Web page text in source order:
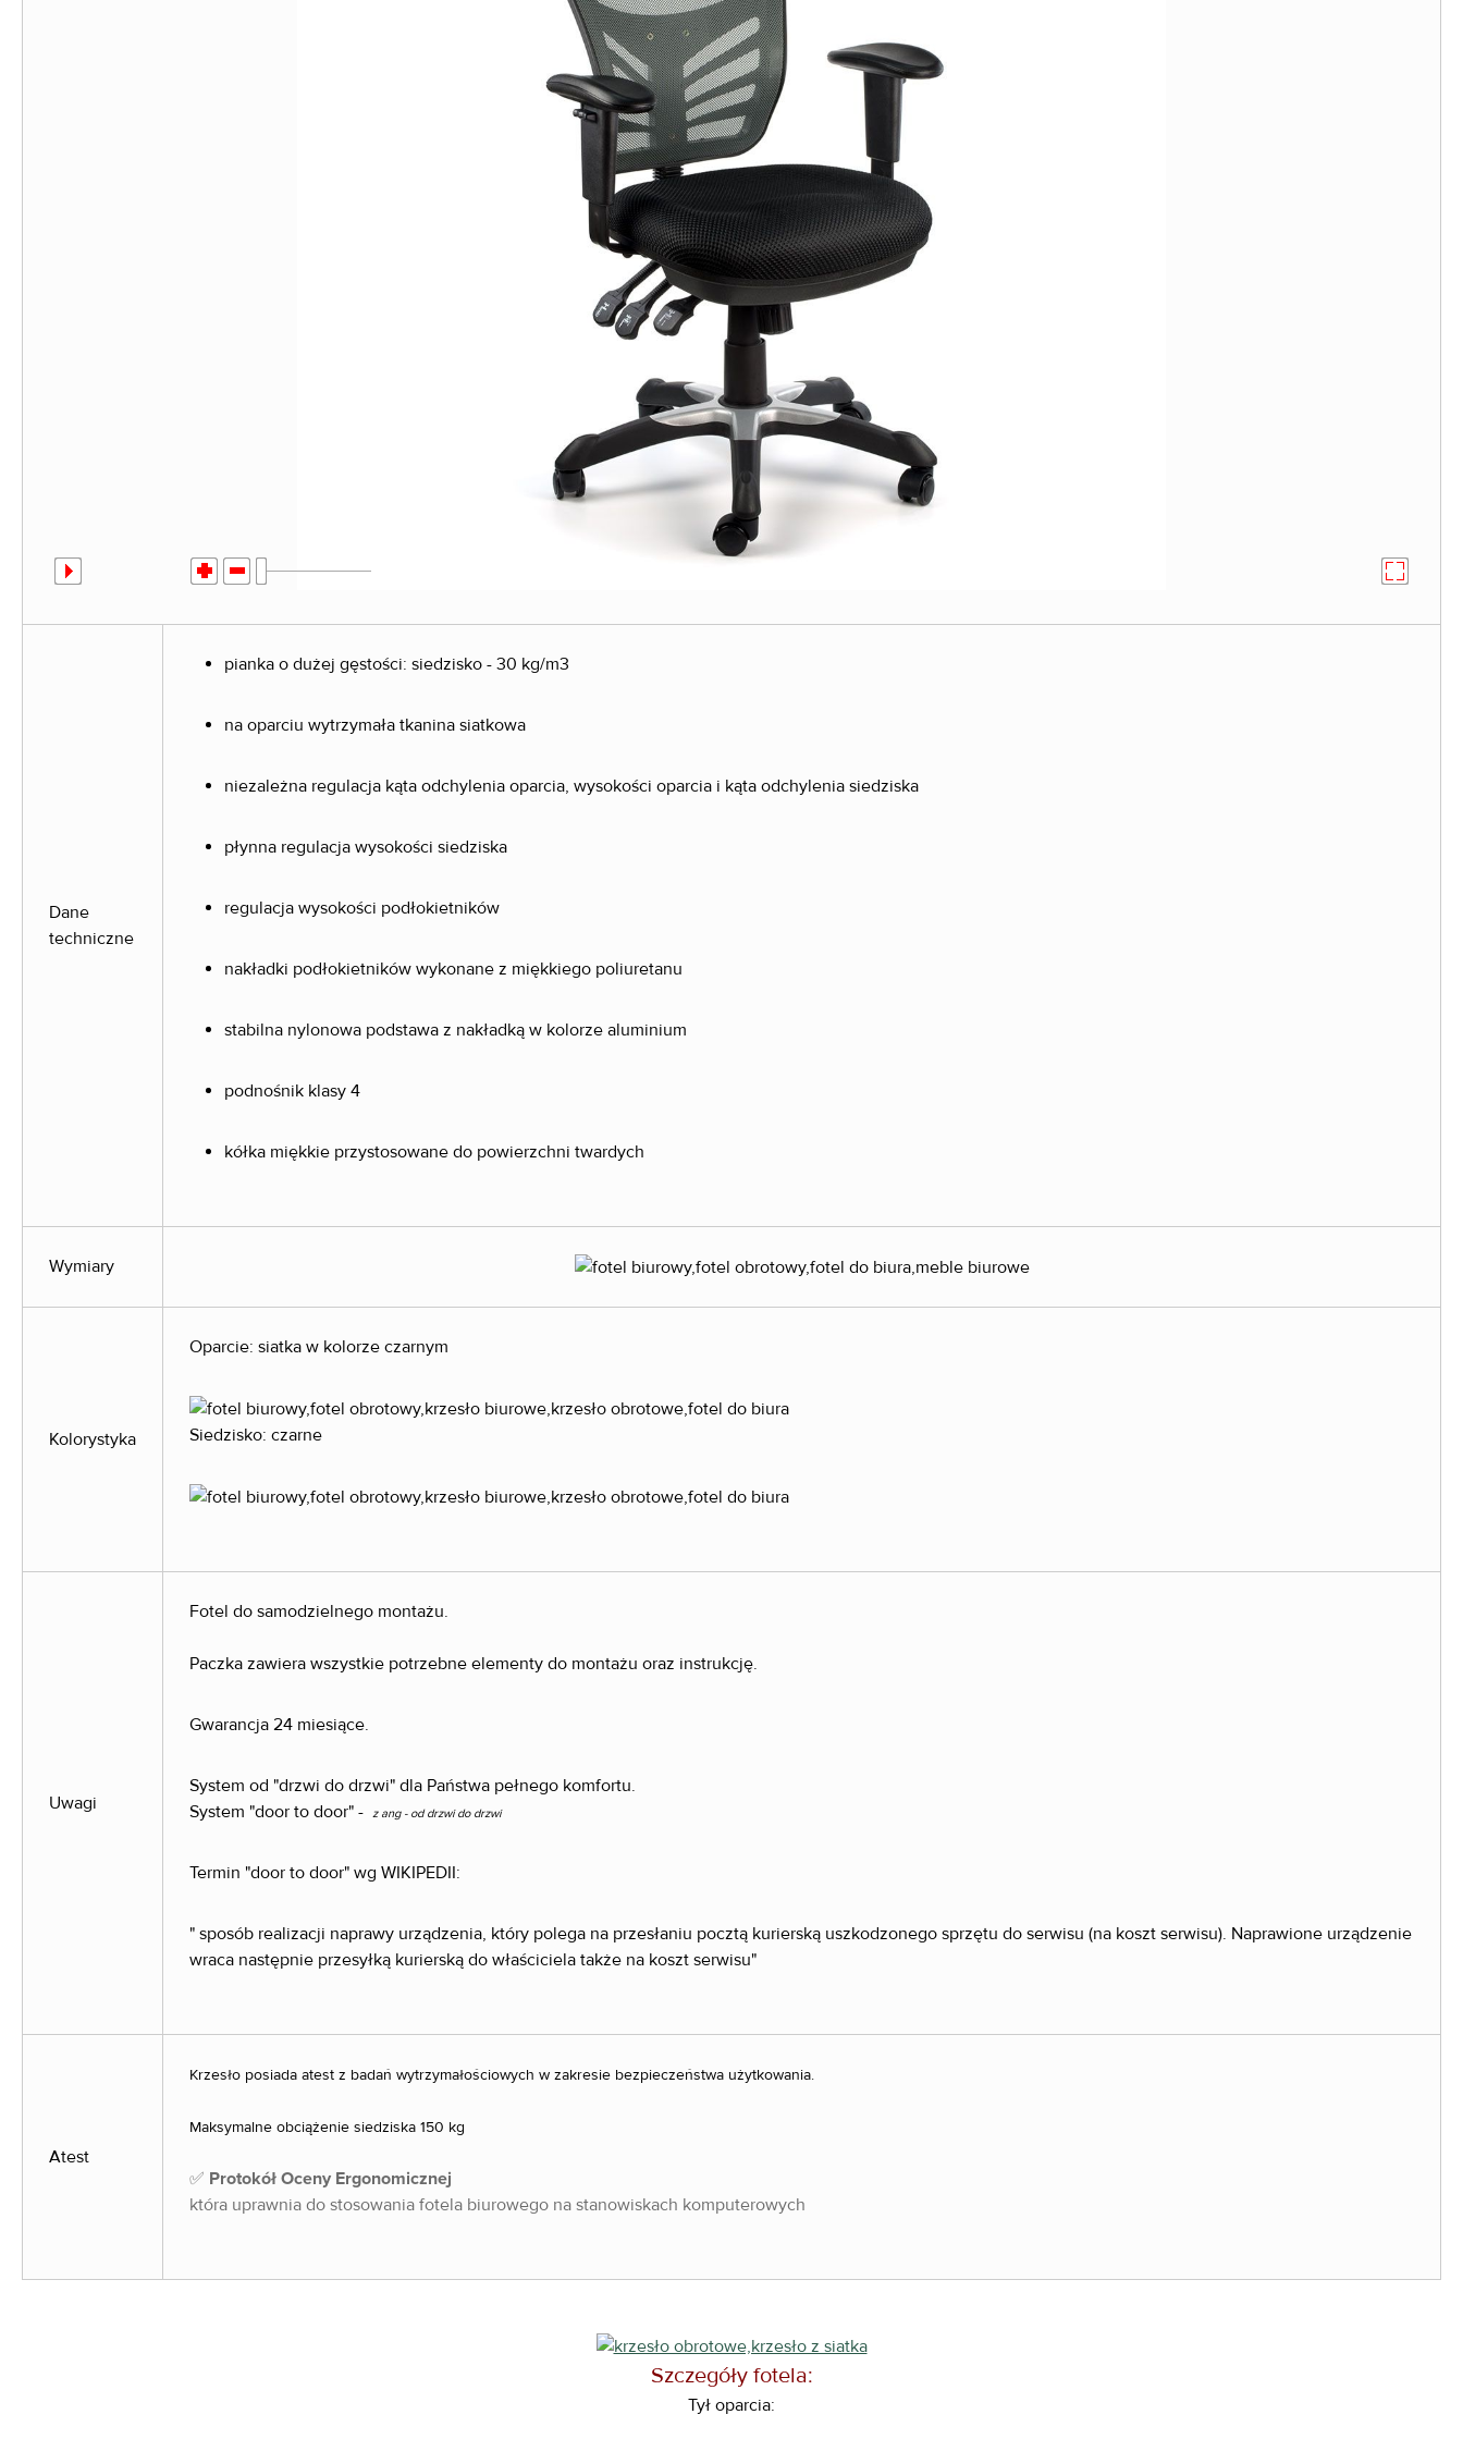
Dane
techniczne
pianka o dużej gęstości: siedzisko - 30 kg/m3
na oparciu wytrzymała tkanina siatkowa
niezależna regulacja kąta odchylenia oparcia, wysokości oparcia i kąta odchylenia siedziska
płynna regulacja wysokości siedziska
regulacja wysokości podłokietników
nakładki podłokietników wykonane z miękkiego poliuretanu
stabilna nylonowa podstawa z nakładką w kolorze aluminium
podnośnik klasy 4
kółka miękkie przystosowane do powierzchni twardych
Wymiary
Kolorystyka
Oparcie: siatka w kolorze czarnym
Siedzisko: czarne
Uwagi
Fotel do samodzielnego montażu.
Paczka zawiera wszystkie potrzebne elementy do montażu oraz instrukcję.
Gwarancja 24 miesiące.
System od "drzwi do drzwi" dla Państwa pełnego komfortu.
System "door to door" -
z ang - od drzwi do drzwi
Termin "door to door" wg WIKIPEDII:
" sposób realizacji naprawy urządzenia, który polega na przesłaniu pocztą kurierską uszkodzonego sprzętu do serwisu (na koszt serwisu). Naprawione urządzenie
wraca następnie przesyłką kurierską do właściciela także na koszt serwisu"
Atest
Krzesło posiada atest z badań wytrzymałościowych w zakresie bezpieczeństwa użytkowania.
Maksymalne obciążenie siedziska 150 kg
✅ Protokół Oceny Ergonomicznej
która uprawnia do stosowania fotela biurowego na stanowiskach komputerowych
Szczegóły fotela:
Tył oparcia: